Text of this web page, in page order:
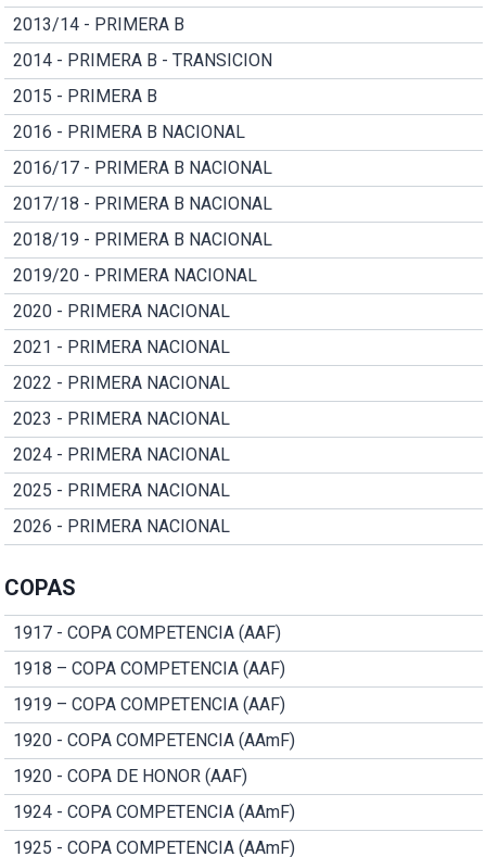
2013/14 - PRIMERA B
2014 - PRIMERA B - TRANSICION
2015 - PRIMERA B
2016 - PRIMERA B NACIONAL
2016/17 - PRIMERA B NACIONAL
2017/18 - PRIMERA B NACIONAL
2018/19 - PRIMERA B NACIONAL
2019/20 - PRIMERA NACIONAL
2020 - PRIMERA NACIONAL
2021 - PRIMERA NACIONAL
2022 - PRIMERA NACIONAL
2023 - PRIMERA NACIONAL
2024 - PRIMERA NACIONAL
2025 - PRIMERA NACIONAL
2026 - PRIMERA NACIONAL
COPAS
1917 - COPA COMPETENCIA (AAF)
1918 – COPA COMPETENCIA (AAF)
1919 – COPA COMPETENCIA (AAF)
1920 - COPA COMPETENCIA (AAmF)
1920 - COPA DE HONOR (AAF)
1924 - COPA COMPETENCIA (AAmF)
1925 - COPA COMPETENCIA (AAmF)